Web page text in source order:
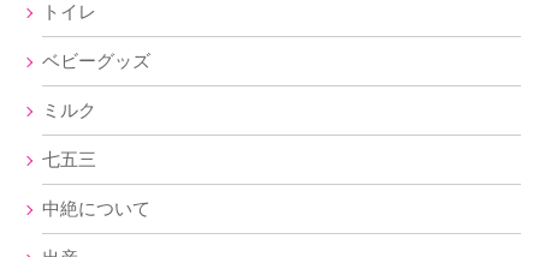
トイレ
ベビーグッズ
ミルク
七五三
中絶について